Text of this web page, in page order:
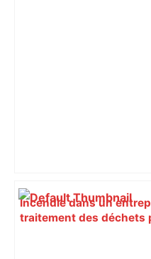
Incendie dans un
traitement des déchets